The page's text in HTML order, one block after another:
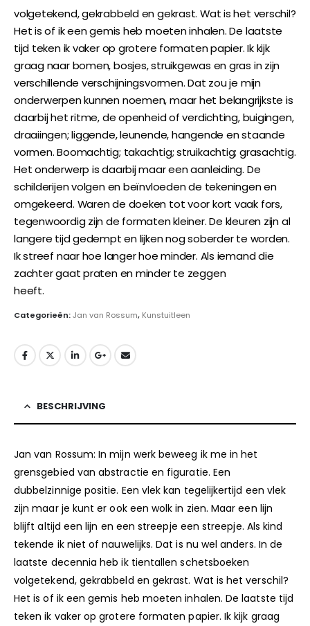
volgetekend, gekrabbeld en gekrast. Wat is het verschil?
Het is of ik een gemis heb moeten inhalen. De laatste
tijd teken ik vaker op grotere formaten papier. Ik kijk
graag naar bomen, bosjes, struikgewas en gras in zijn
verschillende verschijningsvormen. Dat zou je mijn
onderwerpen kunnen noemen, maar het belangrijkste is
daarbij het ritme, de openheid of verdichting, buigingen,
draaiingen; liggende, leunende, hangende en staande
vormen. Boomachtig; takachtig; struikachtig; grasachtig.
Het onderwerp is daarbij maar een aanleiding. De
schilderijen volgen en beïnvloeden de tekeningen en
omgekeerd. Waren de doeken tot voor kort vaak fors,
tegenwoordig zijn de formaten kleiner. De kleuren zijn al
langere tijd gedempt en lijken nog soberder te worden.
Ik streef naar hoe langer hoe minder. Als iemand die
zachter gaat praten en minder te zeggen
heeft.
Categorieën:Jan van Rossum, Kunstuitleen
BESCHRIJVING
Jan van Rossum: In mijn werk beweeg ik me in het
grensgebied van abstractie en figuratie. Een
dubbelzinnige positie. Een vlek kan tegelijkertijd een vlek
zijn maar je kunt er ook een wolk in zien. Maar een lijn
blijft altijd een lijn en een streepje een streepje. Als kind
tekende ik niet of nauwelijks. Dat is nu wel anders. In de
laatste decennia heb ik tientallen schetsboeken
volgetekend, gekrabbeld en gekrast. Wat is het verschil?
Het is of ik een gemis heb moeten inhalen. De laatste tijd
teken ik vaker op grotere formaten papier. Ik kijk graag